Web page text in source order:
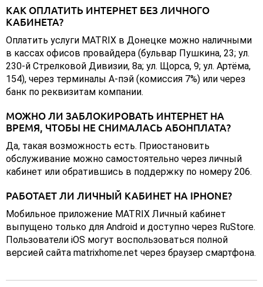
КАК ОПЛАТИТЬ ИНТЕРНЕТ БЕЗ ЛИЧНОГО
КАБИНЕТА?
Оплатить услуги MATRIX в Донецке можно наличными
в кассах офисов провайдера (бульвар Пушкина, 23; ул.
230-й Стрелковой Дивизии, 8а; ул. Щорса, 9; ул. Артёма,
154), через терминалы А-пэй (комиссия 7%) или через
банк по реквизитам компании.
МОЖНО ЛИ ЗАБЛОКИРОВАТЬ ИНТЕРНЕТ НА
ВРЕМЯ, ЧТОБЫ НЕ СНИМАЛАСЬ АБОНПЛАТА?
Да, такая возможность есть. Приостановить
обслуживание можно самостоятельно через личный
кабинет или обратившись в поддержку по номеру 206.
РАБОТАЕТ ЛИ ЛИЧНЫЙ КАБИНЕТ НА IPHONE?
Мобильное приложение MATRIX Личный кабинет
выпущено только для Android и доступно через RuStore.
Пользователи iOS могут воспользоваться полной
версией сайта matrixhome.net через браузер смартфона.